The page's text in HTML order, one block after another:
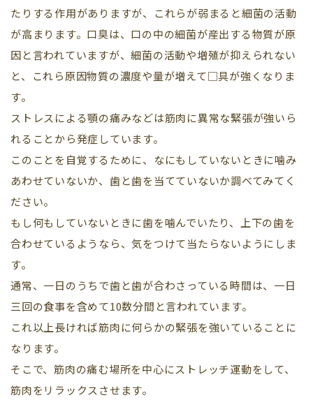
たりする作用がありますが、これらが弱まると細菌の活動
が高まります。口臭は、口の中の細菌が産出する物質が原
因と言われていますが、細菌の活動や増殖が抑えられない
と、これら原因物質の濃度や量が増えて□具が強くなりま
す。
ストレスによる顎の痛みなどは筋肉に異常な緊張が強いら
れることから発症しています。
このことを自覚するために、なにもしていないときに噛み
あわせていないか、歯と歯を当てていないか調べてみてく
ださい。
もし何もしていないときに歯を噛んでいたり、上下の歯を
合わせているようなら、気をつけて当たらないようにしま
す。
通常、一日のうちで歯と歯が合わさっている時間は、一日
三回の食事を含めて10数分間と言われています。
これ以上長ければ筋肉に何らかの緊張を強いていることに
なります。
そこで、筋肉の痛む場所を中心にストレッチ運動をして、
筋肉をリラックスさせます。